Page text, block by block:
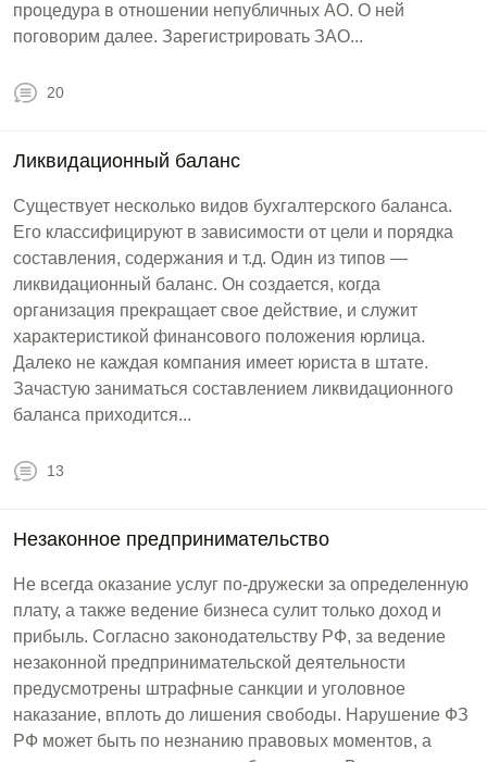
процедура в отношении непубличных АО. О ней
поговорим далее. Зарегистрировать ЗАО...
20
Ликвидационный баланс
Существует несколько видов бухгалтерского баланса.
Его классифицируют в зависимости от цели и порядка
составления, содержания и т.д. Один из типов —
ликвидационный баланс. Он создается, когда
организация прекращает свое действие, и служит
характеристикой финансового положения юрлица.
Далеко не каждая компания имеет юриста в штате.
Зачастую заниматься составлением ликвидационного
баланса приходится...
13
Незаконное предпринимательство
Не всегда оказание услуг по-дружески за определенную
плату, а также ведение бизнеса сулит только доход и
прибыль. Согласно законодательству РФ, за ведение
незаконной предпринимательской деятельности
предусмотрены штрафные санкции и уголовное
наказание, вплоть до лишения свободы. Нарушение ФЗ
РФ может быть по незнанию правовых моментов, а